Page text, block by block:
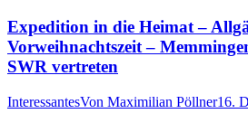
Expedition in die Heimat –
Vorweihnachtszeit –
SWR vertreten
InteressantesVon Maximilian Pöllner16.